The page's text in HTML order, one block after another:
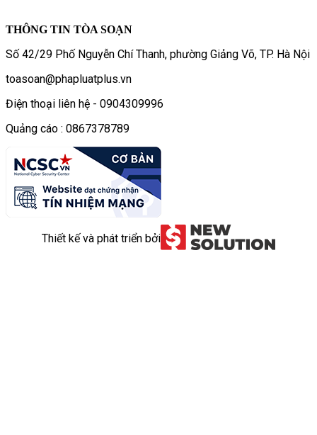
THÔNG TIN TÒA SOẠN
Số 42/29 Phố Nguyễn Chí Thanh, phường Giảng Võ, TP. Hà Nội
toasoan@phapluatplus.vn
Điện thoại liên hệ - 0904309996
Quảng cáo : 0867378789
Thiết kế và phát triển bởi